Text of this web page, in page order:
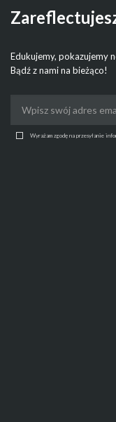
Edukujemy, pokazujemy
Bądź z nami na bieżąco!
Wyrażam zgodę na przesyłanie